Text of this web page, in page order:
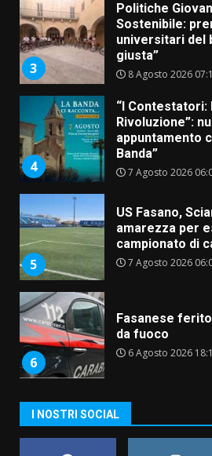
4
“I Contestatori:
Rivoluzione”:
appuntamento
Banda”
7 Agosto 2026
5
US Fasano,
amarezza per
campionato di
6
Fasanese
da fuoco
7
Carta
di aperture
Comune di
6 Agosto 2026 14:16
ufficialmente la
Savelletri
I NOSTRI SOCIAL